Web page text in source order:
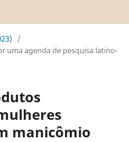
/
uma agenda de pesquisa latino-
manicômio